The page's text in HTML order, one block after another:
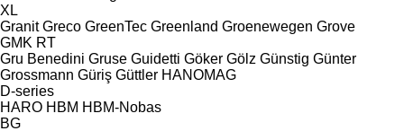
XL
Granit Greco GreenTec Greenland Groenewegen Grove
GMK RT
Gru Benedini Gruse Guidetti Göker Gölz Günstig Günter
Grossmann Güriş Güttler HANOMAG
D-series
HARO HBM HBM-Nobas
BG